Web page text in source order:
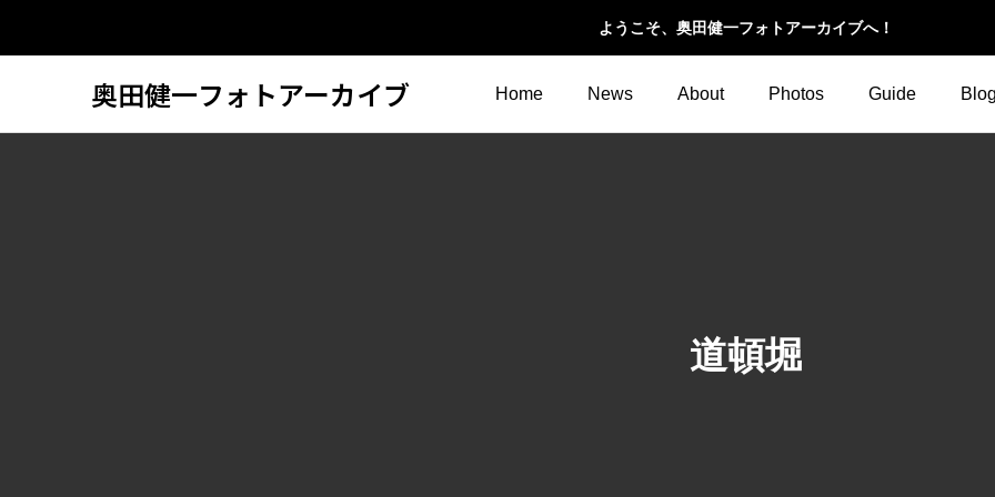
ようこそ、奥田健一フォトアーカイブへ！
奥田健一フォトアーカイブ Home News About Photos Guide Blog
道頓堀